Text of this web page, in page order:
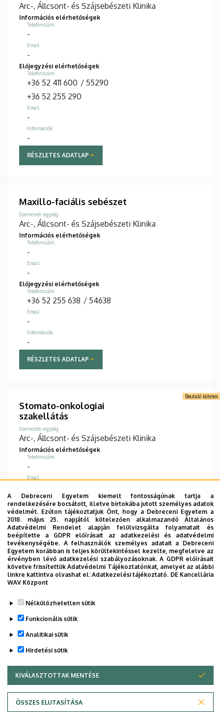
A Debreceni Egyetem kiemelt fontosságúnak tartja a
rendelkezésére bocsátott, illetve birtokába jutott személyes adatok
védelmét. Ezúton tájékoztatjuk Önt, hogy a Debreceni Egyetem a
2018. május 25. napjától kötelezően alkalmazandó Általános
Adatvédelmi Rendelet alapján felülvizsgálta folyamatait és
beépítette a GDPR előírásait az adatkezelési és adatvédelmi
tevékenységébe. A felhasználók személyes adatait a Debreceni
Egyetem korábban is teljes körültekintéssel kezelte, megfelelve az
érvényben lévő adatkezelési szabályozásoknak. A GDPR előírásait
követve frissítettük Adatvédelmi Tájékoztatónkat, amelyet az alábbi
linkre kattintva olvashat el:Adatkezelési tájékoztató. DE Kancellária
WAV Központ
Nélkülözhetetlen sütik
Funkcionális sütik
Analitikai sütik
Hirdetési sütik
KIVÁLASZTOTTAK MENTÉSE
ÖSSZES ELUTASÍTÁSA
WITHDRAW CONSENT
Arc-, Állcsont- és Szájsebészeti Klinika
Információs elérhetőségek
Telefonszám
-
Email
-
Előjegyzési elérhetőségek
Telefonszám
+36 52 411 600 / 55290
+36 52 255 290
Email
-
Információk
-
RÉSZLETES ADATLAP
Maxillo-faciális sebészet
Szervezeti egység
Arc-, Állcsont- és Szájsebészeti Klinika
Információs elérhetőségek
Telefonszám
-
Email
-
Előjegyzési elérhetőségek
Telefonszám
+36 52 255 638 / 54638
Email
-
Információk
-
RÉSZLETES ADATLAP
Stomato-onkologiai
szakellátás
Beutaló köteles
Szervezeti egység
Arc-, Állcsont- és Szájsebészeti Klinika
Információs elérhetőségek
Telefonszám
-
Email
Előjegyzési elérhetőségek
Telefonszám
+36 52 255 638 / 54638
Email
-
Információk
-
RÉSZLETES ADATLAP
Adatvédelem Adatkezelési nyilatkozat
Akadálymentesítési nyilatkozat